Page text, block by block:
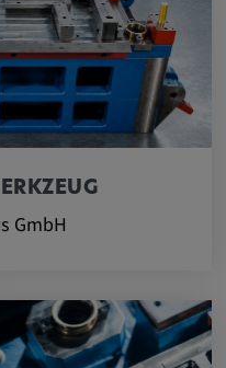
GmbH
die
Einstellungen